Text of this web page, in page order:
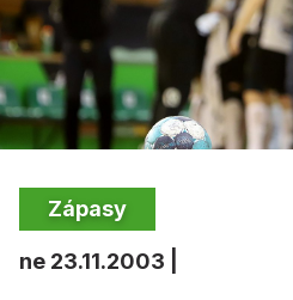
Zápasy
ne 23.11.2003 |